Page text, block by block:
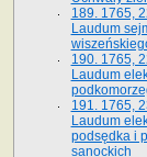
189. 1765,
Laudum
190. 1765,
Laudum
191. 1765,
Laudum
podsędka i
sanockich